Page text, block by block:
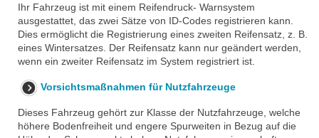
Ihr Fahrzeug ist mit einem Reifendruck- Warnsystem
ausgestattet, das zwei Sätze von ID-Codes registrieren kann.
Dies ermöglicht die Registrierung eines zweiten Reifensatz, z. B.
eines Wintersatzes. Der Reifensatz kann nur geändert werden,
wenn ein zweiter Reifensatz im System registriert ist.
Vorsichtsmaßnahmen für Nutzfahrzeuge
Dieses Fahrzeug gehört zur Klasse der Nutzfahrzeuge, welche
höhere Bodenfreiheit und engere Spurweiten in Bezug auf die